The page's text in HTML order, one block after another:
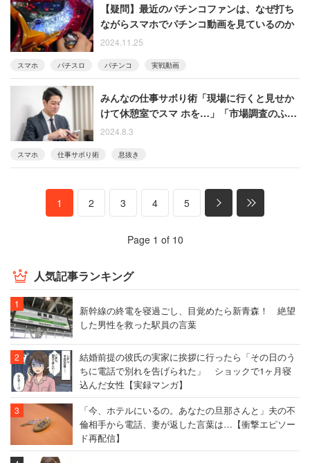
【疑問】最近のパチンコファンは、なぜ打ち
ながらスマホでパチンコ動画を見ているのか
2024.11.25
スマホ パチスロ パチンコ 実戦動画
みんなの仕事サボり術「現場に行くと見せか
けて休憩室でスマ ホを…」「市場調査のふり
して都会で遊んでます」
2024.8.3
スマホ 仕事サボり術 息抜き
1 2 3 4 5
Page 1 of 10
人気記事ランキング
新幹線の終電を寝過ごし、目覚めたら新青森！ 絶望
した男性を救った駅員の言葉
結婚前提の彼氏の実家に挨拶に行ったら「その日のう
ちに電話で別れを告げられた」 ショックで1ヶ月寝
込んだ女性【実録マンガ】
「今、ホテルにいるの。あなたの旦那さんと」夫の不
倫相手から電話、妻が返した言葉は…【衝撃エピソー
ド再配信】